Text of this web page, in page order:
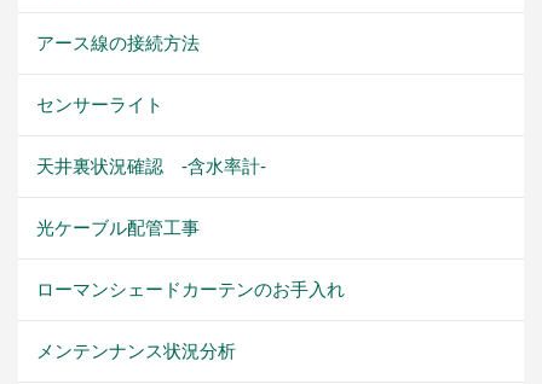
アース線の接続方法
センサーライト
天井裏状況確認 -含水率計-
光ケーブル配管工事
ローマンシェードカーテンのお手入れ
メンテンナンス状況分析